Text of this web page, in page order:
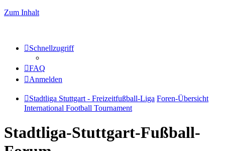
Zum Inhalt
Schnellzugriff
FAQ
Anmelden
Stadtliga Stuttgart - Freizeitfußball-Liga Foren-Übersicht
International Football Tournament
Stadtliga-Stuttgart-Fußball-